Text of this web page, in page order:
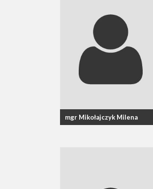
mgr Mikołajczyk Milena